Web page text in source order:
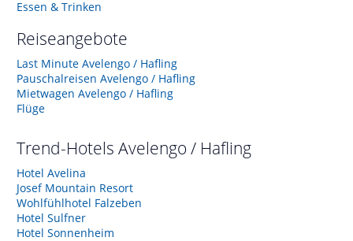
Essen & Trinken
Reiseangebote
Last Minute Avelengo / Hafling
Pauschalreisen Avelengo / Hafling
Mietwagen Avelengo / Hafling
Flüge
Trend-Hotels Avelengo / Hafling
Hotel Avelina
Josef Mountain Resort
Wohlfühlhotel Falzeben
Hotel Sulfner
Hotel Sonnenheim